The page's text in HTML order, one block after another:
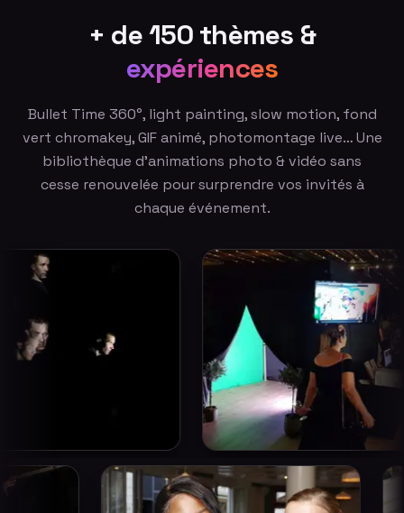
+ de 150 thèmes &
expériences
Bullet Time 360°, light painting, slow motion, fond
vert chromakey, GIF animé, photomontage live… Une
bibliothèque d'animations photo & vidéo sans
cesse renouvelée pour surprendre vos invités à
chaque événement.